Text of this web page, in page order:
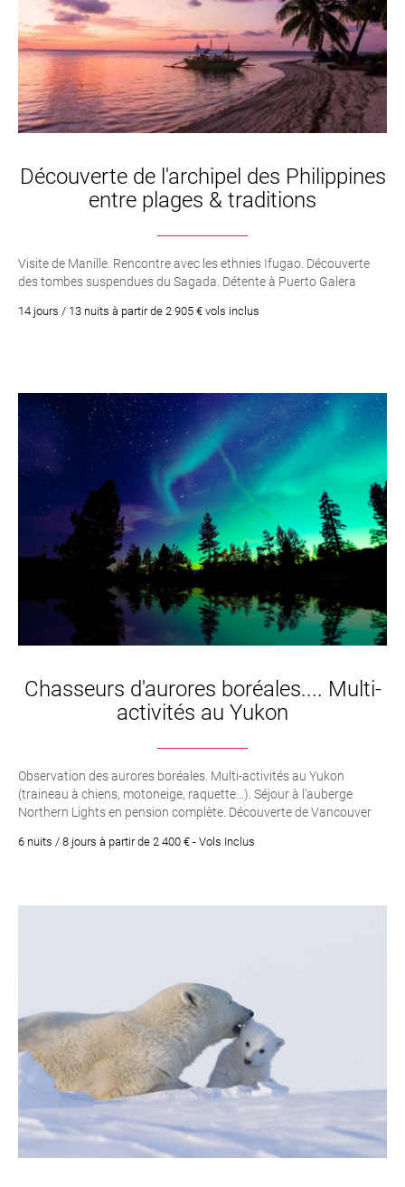
Découverte de l'archipel des Philippines
entre plages & traditions
Visite de Manille. Rencontre avec les ethnies Ifugao. Découverte
des tombes suspendues du Sagada. Détente à Puerto Galera
14 jours / 13 nuits à partir de 2 905 € vols inclus
Chasseurs d'aurores boréales.... Multi-
activités au Yukon
Observation des aurores boréales. Multi-activités au Yukon
(traineau à chiens, motoneige, raquette...). Séjour à l’auberge
Northern Lights en pension complète. Découverte de Vancouver
6 nuits / 8 jours à partir de 2 400 € - Vols Inclus